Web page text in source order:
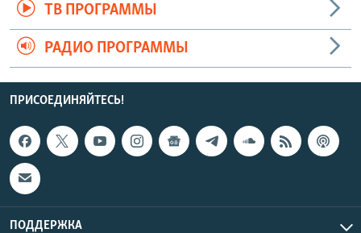
ТВ ПРОГРАММЫ
РАДИО ПРОГРАММЫ
ПРИСОЕДИНЯЙТЕСЬ!
ПОДДЕРЖКА